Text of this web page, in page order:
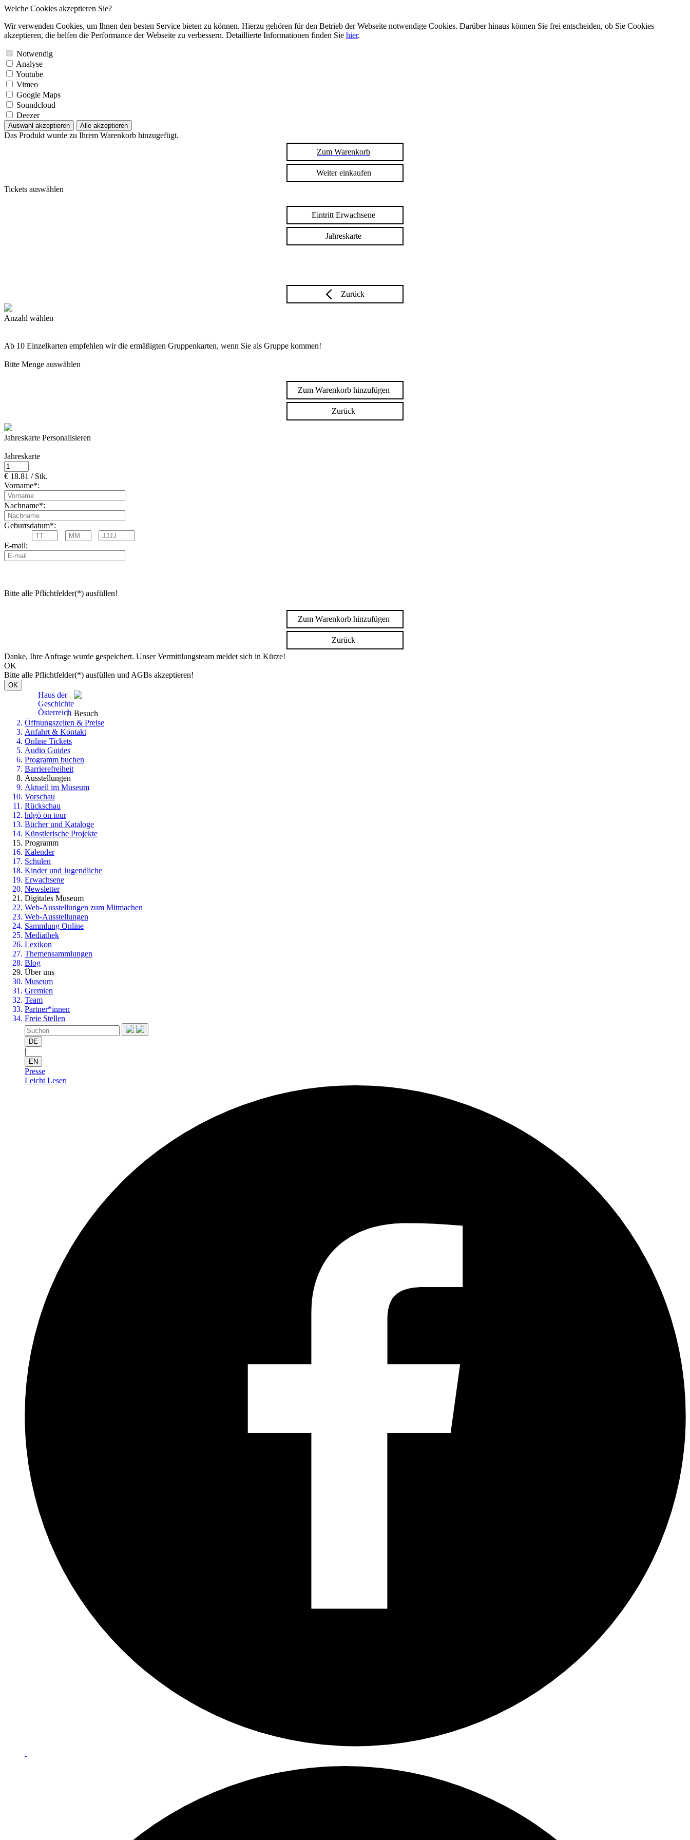
Welche Cookies akzeptieren Sie?
Wir verwenden Cookies, um Ihnen den besten Service bieten zu können. Hierzu gehören für den Betrieb der Webseite notwendige Cookies. Darüber hinaus können Sie frei entscheiden, ob Sie Cookies
akzeptieren, die helfen die Performance der Webseite zu verbessern. Detaillierte Informationen finden Sie hier.
Notwendig
Analyse
Youtube
Vimeo
Google Maps
Soundcloud
Deezer
Auswahl akzeptieren Alle akzeptieren
Das Produkt wurde zu Ihrem Warenkorb hinzugefügt.
Zum Warenkorb
Weiter einkaufen
Tickets auswählen
Eintritt Erwachsene
Jahreskarte
Zurück
Anzahl wählen
Ab 10 Einzelkarten empfehlen wir die ermäßigten Gruppenkarten, wenn Sie als Gruppe kommen!
Bitte Menge auswählen
Zum Warenkorb hinzufügen
Zurück
Jahreskarte Personalisieren
Jahreskarte
€ 18.81 / Stk.
Vorname*:
Nachname*:
Geburtsdatum*:
E-mail:
Bitte alle Pflichtfelder(*) ausfüllen!
Zum Warenkorb hinzufügen
Zurück
Danke, Ihre Anfrage wurde gespeichert. Unser Vermittlungsteam meldet sich in Kürze!
OK
Bitte alle Pflichtfelder(*) ausfüllen und AGBs akzeptieren!
OK
Haus der
Geschichte
Österreich Besuch
Öffnungszeiten & Preise
Anfahrt & Kontakt
Online Tickets
Audio Guides
Programm buchen
Barrierefreiheit
Ausstellungen
Aktuell im Museum
Vorschau
Rückschau
hdgö on tour
Bücher und Kataloge
Künstlerische Projekte
Programm
Kalender
Schulen
Kinder und Jugendliche
Erwachsene
Newsletter
Digitales Museum
Web-Ausstellungen zum Mitmachen
Web-Ausstellungen
Sammlung Online
Mediathek
Lexikon
Themensammlungen
Blog
Über uns
Museum
Gremien
Team
Partner*innen
Freie Stellen
DE
|
EN
Presse
Leicht Lesen